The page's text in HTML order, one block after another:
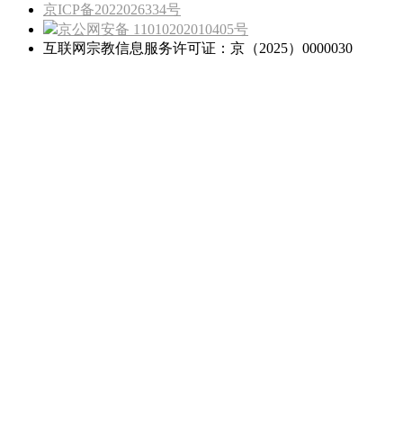
京ICP备2022026334号
京公网安备 11010202010405号
互联网宗教信息服务许可证：京（2025）0000030